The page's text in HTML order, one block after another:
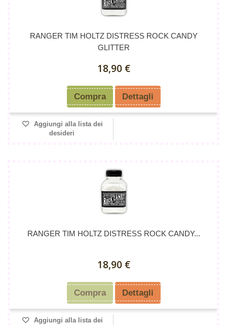
RANGER TIM HOLTZ DISTRESS ROCK CANDY
GLITTER
18,90 €
Compra Dettagli
Aggiungi alla lista dei
desideri
RANGER TIM HOLTZ DISTRESS ROCK CANDY...
18,90 €
Compra Dettagli
Aggiungi alla lista dei